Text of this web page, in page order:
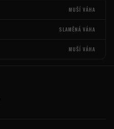
MUŠÍ VÁHA
SLAMĚNÁ VÁHA
MUŠÍ VÁHA